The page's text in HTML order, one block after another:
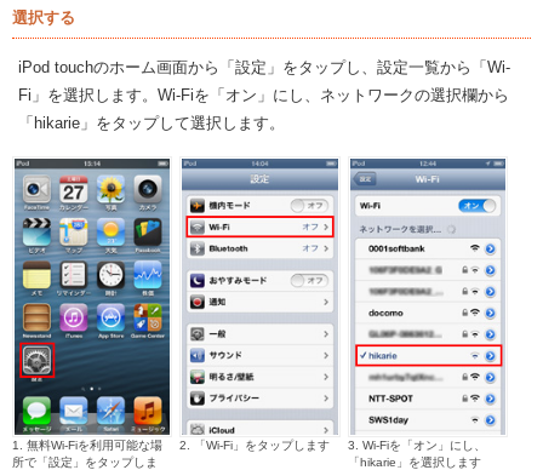
選択する
iPod touchのホーム画面から「設定」をタップし、設定一覧から「Wi-
Fi」を選択します。Wi-Fiを「オン」にし、ネットワークの選択欄から
「hikarie」をタップして選択します。
1. 無料Wi-Fiを利用可能な場
所で「設定」をタップしま
2. 「Wi-Fi」をタップします
3. Wi-Fiを「オン」にし、
「hikarie」を選択します